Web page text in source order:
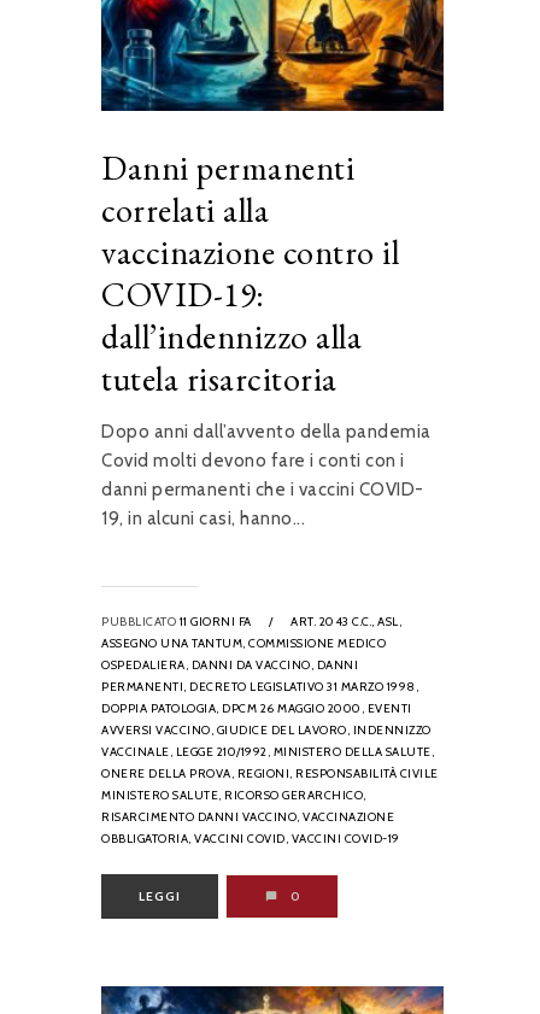
Danni permanenti
correlati alla
vaccinazione contro il
COVID-19:
dall’indennizzo alla
tutela risarcitoria
Dopo anni dall’avvento della pandemia
Covid molti devono fare i conti con i
danni permanenti che i vaccini COVID-
19, in alcuni casi, hanno...
PUBBLICATO 11 GIORNI FA / ART. 2043 C.C., ASL,
ASSEGNO UNA TANTUM, COMMISSIONE MEDICO
OSPEDALIERA, DANNI DA VACCINO, DANNI
PERMANENTI, DECRETO LEGISLATIVO 31 MARZO 1998,
DOPPIA PATOLOGIA, DPCM 26 MAGGIO 2000, EVENTI
AVVERSI VACCINO, GIUDICE DEL LAVORO, INDENNIZZO
VACCINALE, LEGGE 210/1992, MINISTERO DELLA SALUTE,
ONERE DELLA PROVA, REGIONI, RESPONSABILITÀ CIVILE
MINISTERO SALUTE, RICORSO GERARCHICO,
RISARCIMENTO DANNI VACCINO, VACCINAZIONE
OBBLIGATORIA, VACCINI COVID, VACCINI COVID-19
LEGGI 0